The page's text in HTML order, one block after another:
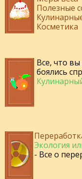
Полезные
Косметика
Все, что
боялись
Экология
- Все о